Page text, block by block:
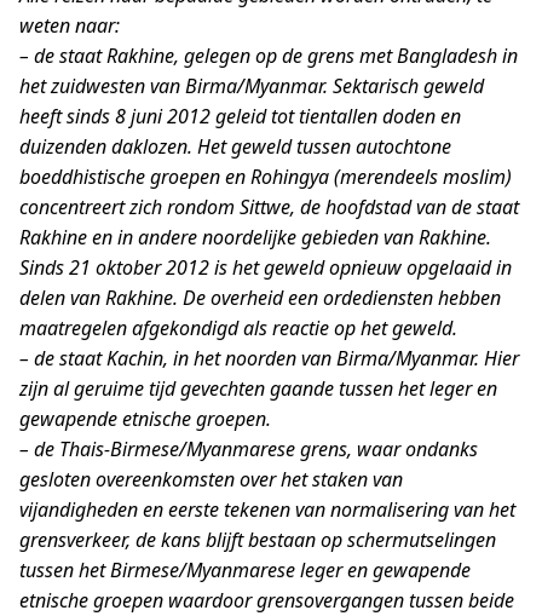
weten naar:
– de staat Rakhine, gelegen op de grens met Bangladesh in
het zuidwesten van Birma/Myanmar. Sektarisch geweld
heeft sinds 8 juni 2012 geleid tot tientallen doden en
duizenden daklozen. Het geweld tussen autochtone
boeddhistische groepen en Rohingya (merendeels moslim)
concentreert zich rondom Sittwe, de hoofdstad van de staat
Rakhine en in andere noordelijke gebieden van Rakhine.
Sinds 21 oktober 2012 is het geweld opnieuw opgelaaid in
delen van Rakhine. De overheid een ordediensten hebben
maatregelen afgekondigd als reactie op het geweld.
– de staat Kachin, in het noorden van Birma/Myanmar. Hier
zijn al geruime tijd gevechten gaande tussen het leger en
gewapende etnische groepen.
– de Thais-Birmese/Myanmarese grens, waar ondanks
gesloten overeenkomsten over het staken van
vijandigheden en eerste tekenen van normalisering van het
grensverkeer, de kans blijft bestaan op schermutselingen
tussen het Birmese/Myanmarese leger en gewapende
etnische groepen waardoor grensovergangen tussen beide